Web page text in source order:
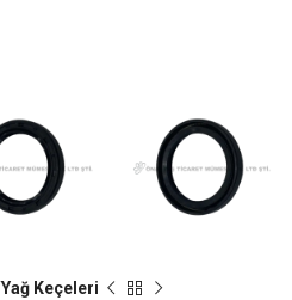
Yağ Keçeleri